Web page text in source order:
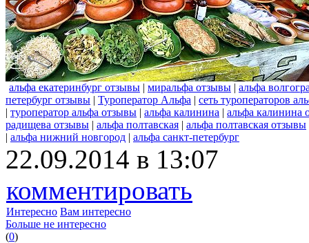
альфа екатеринбург отзывы | миральфа отзывы | альфа
петербург отзывы | Туроператор Альфа | сеть туроператоров
| туроператор альфа отзывы | альфа калинина | альфа калинина
радищева отзывы | альфа полтавская | альфа полтавская отзывы
| альфа нижний новгород | альфа санкт-петербург
22.09.2014 в 13:07
комментировать
Интересно Вам интересно
Больше не интересно
(0)